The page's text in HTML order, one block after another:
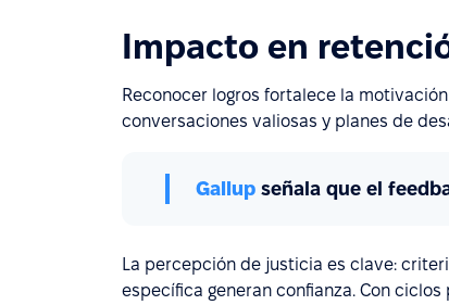
Impacto en
Reconocer logros fortalece la
conversaciones valiosas y planes de
Gallup señala que el
La percepción de justicia es clave:
específica generan confianza. Con